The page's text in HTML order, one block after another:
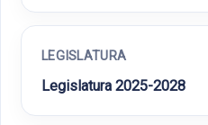
LEGISLATURA
Legislatura 2025-2028